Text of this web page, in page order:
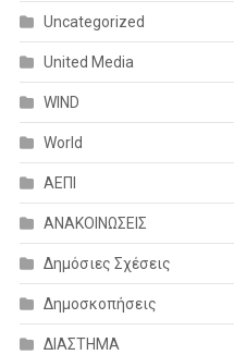
Uncategorized
United Media
WIND
World
ΑΕΠΙ
ΑΝΑΚΟΙΝΩΣΕΙΣ
Δημόσιες Σχέσεις
Δημοσκοπήσεις
ΔΙΑΣΤΗΜΑ